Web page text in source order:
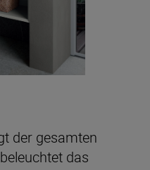
der gesamten
das